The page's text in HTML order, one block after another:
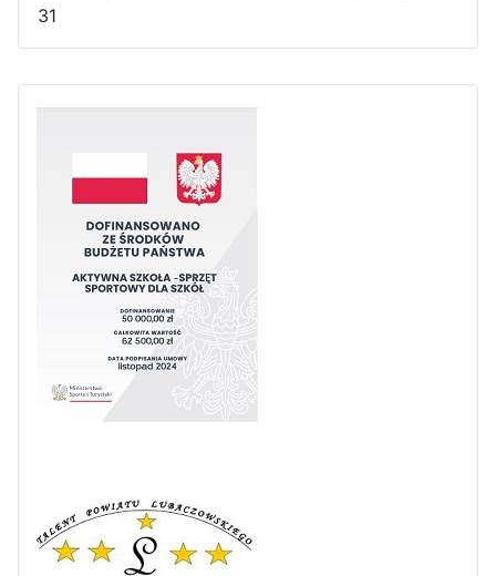
h
31